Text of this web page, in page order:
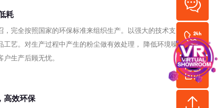
耗
，完全按照国家的环保标准来组织生产。以强大的技术支
工艺。对生产过程中产生的粉尘做有效处理， 降低环境噪
生产后顾无忧。
高效环保
vr